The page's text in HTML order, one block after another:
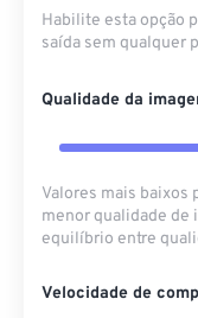
Habilite esta opção
saída sem qualquer
Qualidade da
Valores mais baixos
menor qualidade de
equilíbrio entre
Velocidade de